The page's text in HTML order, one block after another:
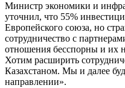
Министр экономики и
уточнил, что 55%
Европейского союза, но
сотрудничество с
отношения бесспорны и их
Хотим расширить
Казахстаном. Мы и далее
направлении».